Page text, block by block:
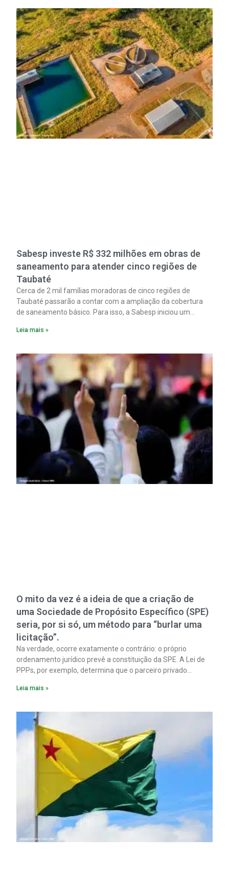
melhora as condições de saúde pública.
Sabesp investe R$ 332 milhões em obras de
saneamento para atender cinco regiões de
Taubaté
Cerca de 2 mil famílias moradoras de cinco regiões de
Taubaté passarão a contar com a ampliação da cobertura
de saneamento básico. Para isso, a Sabesp iniciou um
milhões.
Leia mais »
O mito da vez é a ideia de que a criação de
uma Sociedade de Propósito Específico (SPE)
seria, por si só, um método para “burlar uma
licitação”.
Na verdade, ocorre exatamente o contrário: o próprio
ordenamento jurídico prevê a constituição da SPE. A Lei de
PPPs, por exemplo, determina que o parceiro privado
empreendimento. Ou seja, a suposta “fraude à licitação” é
figura é facultativa e sujeita a uma escolha racional de
projeto a projeto.
Leia mais »